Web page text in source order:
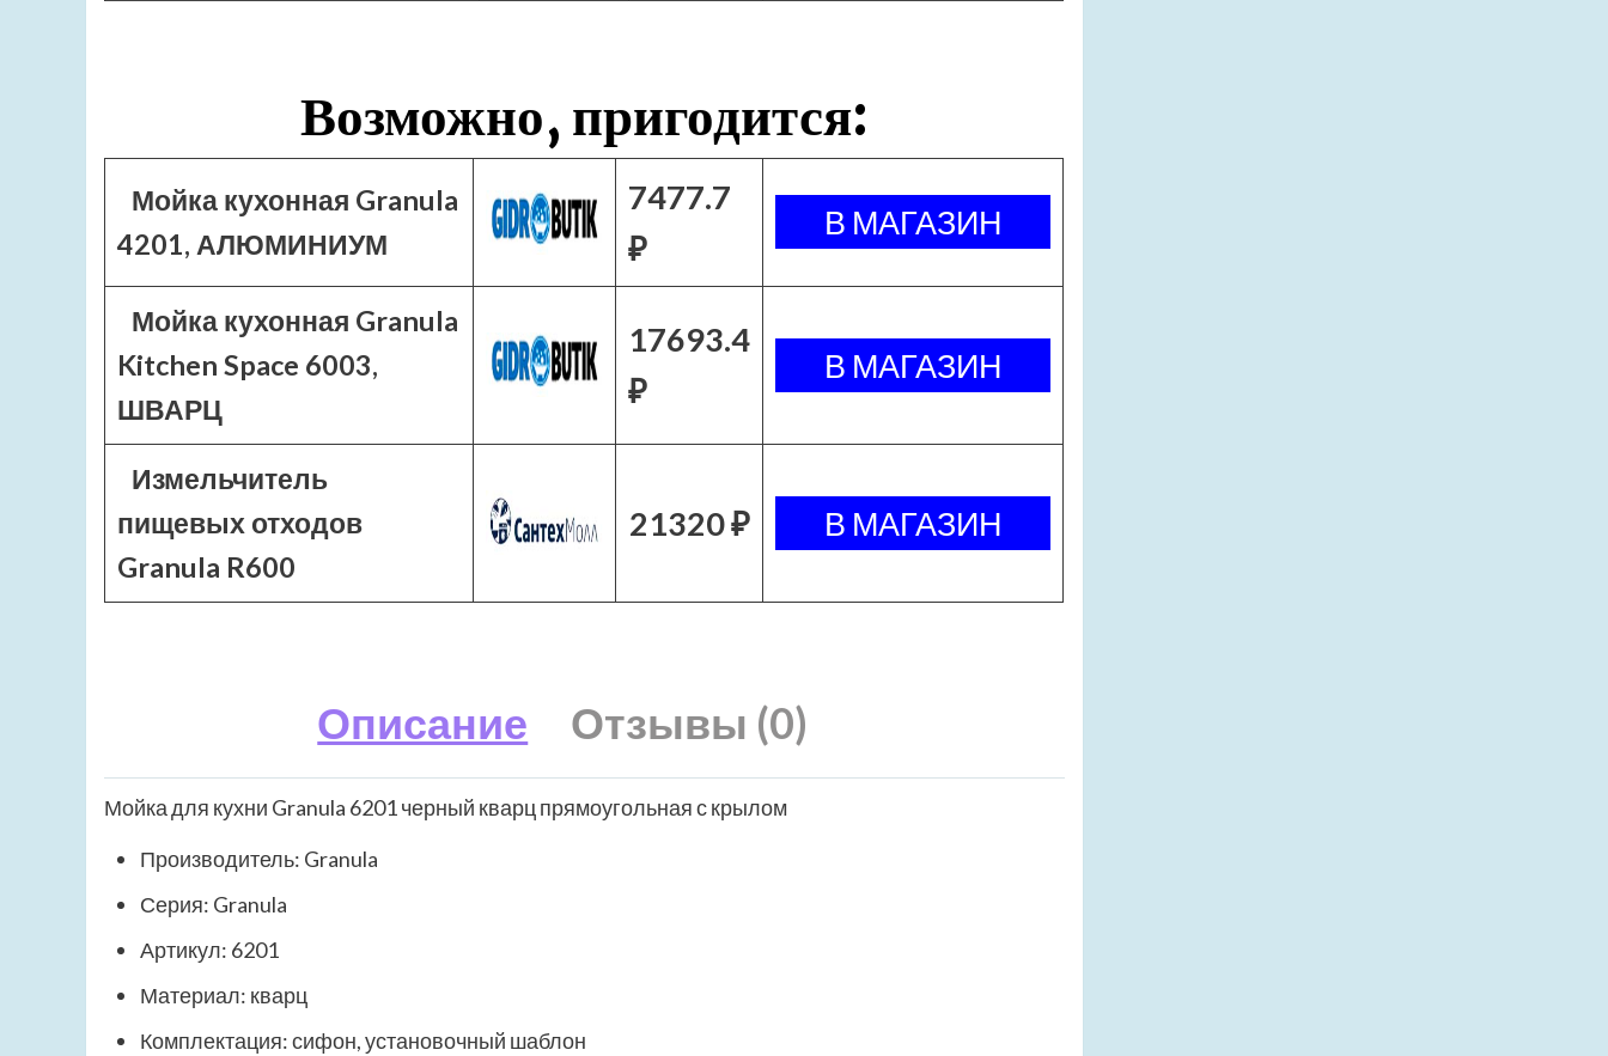
Возможно, пригодится:
Мойка кухонная Granula
4201, АЛЮМИНИУМ
7477.7
₽
Мойка кухонная Granula
Kitchen Space 6003,
ШВАРЦ
17693.4
₽
Измельчитель
пищевых отходов
Granula R600
21320 ₽
Описание Отзывы (0)
Мойка для кухни Granula 6201 черный кварц прямоугольная с крылом
Производитель: Granula
Серия: Granula
Артикул: 6201
Материал: кварц
Комплектация: сифон, установочный шаблон